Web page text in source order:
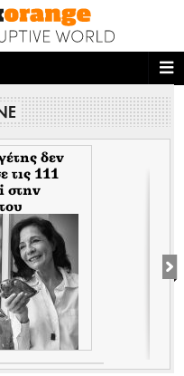
δεν
τις 111
στην